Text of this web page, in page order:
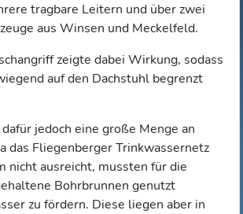
tragbare Leitern und über zwei
aus Winsen und Meckelfeld.
zeigte dabei Wirkung, sodass
auf den Dachstuhl begrenzt
jedoch eine große Menge an
das Fliegenberger Trinkwassernetz
nicht ausreicht, mussten für die
Bohrbrunnen genutzt
zu fördern. Diese liegen aber in